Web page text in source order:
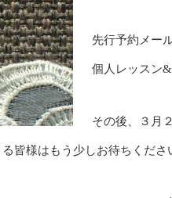
先行予約メー
個人レッスン
その後、３月
皆様はもう少しお待ちくださ